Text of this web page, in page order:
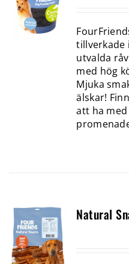
tillverkade
utvalda
med hög
Mjuka
älskar!
att ha
Natural